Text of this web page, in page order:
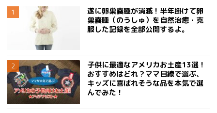
遂に卵巣嚢腫が消滅！半年掛けて卵
巣嚢腫（のうしゅ）を自然治癒・克
服した記録を全部公開するよ。
子供に最適なアメリカお土産13選！
おすすめはどれ？ママ目線で選ぶ、
キッズに喜ばれそうな品を本気で選
んでみた！